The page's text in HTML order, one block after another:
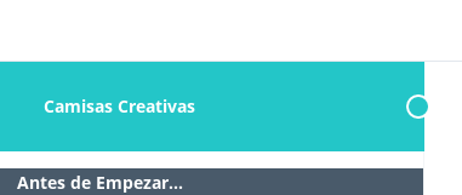
Camisas Creativas
Antes de Empezar...